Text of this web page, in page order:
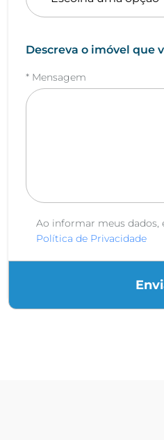
Descreva o imóvel que
* Mensagem
Ao informar meus dados,
Política de Privacidade